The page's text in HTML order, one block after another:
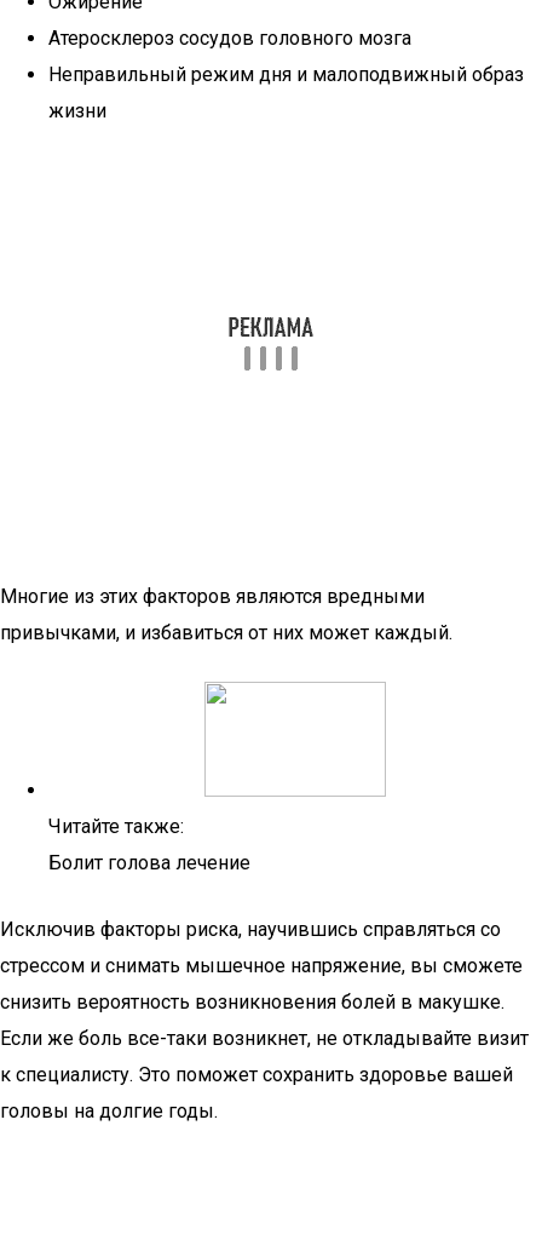
Атеросклероз сосудов головного мозга
Неправильный режим дня и малоподвижный образ
жизни
Многие из этих факторов являются вредными
привычками, и избавиться от них может каждый.
Читайте также:
Болит голова лечение
Исключив факторы риска, научившись справляться со
стрессом и снимать мышечное напряжение, вы сможете
снизить вероятность возникновения болей в макушке.
Если же боль все-таки возникнет, не откладывайте визит
к специалисту. Это поможет сохранить здоровье вашей
головы на долгие годы.